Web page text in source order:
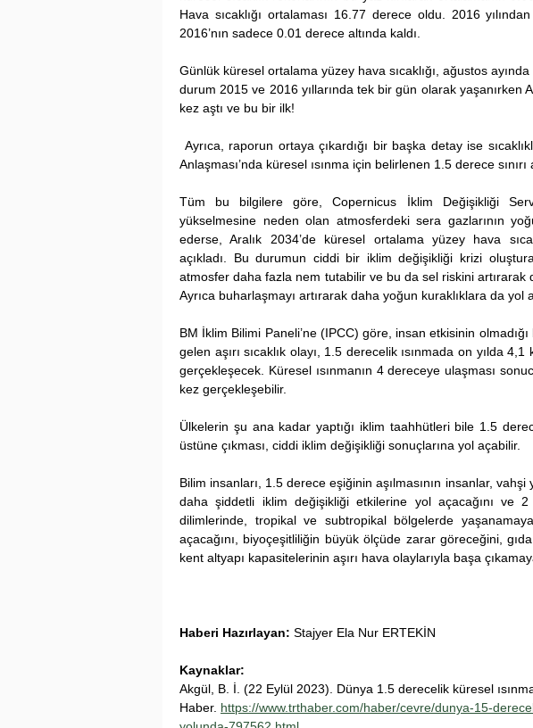
Hava sıcaklığı ortalaması 16.77 derece oldu. 2016
2016’nın sadece 0.01 derece altında kaldı.
Günlük küresel ortalama yüzey hava sıcaklığı, ağustos
durum 2015 ve 2016 yıllarında tek bir gün olarak yaşanırken
kez aştı ve bu bir ilk!
Anlaşması’nda küresel ısınma için belirlenen 1.5 derece sınırı
Tüm bu bilgilere göre, Copernicus İklim Değişikliği
yükselmesine neden olan atmosferdeki sera gazlarının
ederse, Aralık 2034’de küresel ortalama yüzey hava
açıkladı. Bu durumun ciddi bir iklim değişikliği krizi
atmosfer daha fazla nem tutabilir ve bu da sel riskini artırarak
Ayrıca buharlaşmayı artırarak daha yoğun kuraklıklara da yol
BM İklim Bilimi Paneli’ne (IPCC) göre, insan etkisinin
gelen aşırı sıcaklık olayı, 1.5 derecelik ısınmada on yılda
gerçekleşecek. Küresel ısınmanın 4 dereceye ulaşması
kez gerçekleşebilir.
Ülkelerin şu ana kadar yaptığı iklim taahhütleri bile 1.5
üstüne çıkması, ciddi iklim değişikliği sonuçlarına yol açabilir.
Bilim insanları, 1.5 derece eşiğinin aşılmasının insanlar,
daha şiddetli iklim değişikliği etkilerine yol açacağını ve
dilimlerinde, tropikal ve subtropikal bölgelerde
açacağını, biyoçeşitliliğin büyük ölçüde zarar göreceğini,
kent altyapı kapasitelerinin aşırı hava olaylarıyla başa
Haberi Hazırlayan: Stajyer Ela Nur ERTEKİN
Kaynaklar:
Akgül, B. İ. (22 Eylül 2023). Dünya 1.5 derecelik küresel
Haber. https://www.trthaber.com/haber/cevre/dunya-15-